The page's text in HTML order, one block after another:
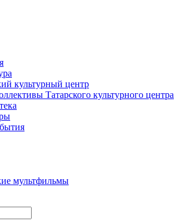
культурный центр
Татарского культурного центра
мультфильмы